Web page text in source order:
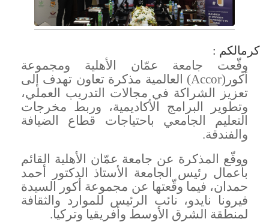
كرمالكم :
وقّعت جامعة عمّان الأهلية ومجموعة
أكور (Accor)
العالمية مذكرة تعاون تهدف إلى
تعزيز الشراكة في مجالات التدريب العملي،
وتطوير البرامج الأكاديمية، وربط مخرجات
التعليم الجامعي باحتياجات قطاع الضيافة
والفندقة.
ووقّع المذكرة عن جامعة عمّان الأهلية القائم
بأعمال رئيس الجامعة الأستاذ الدكتور أحمد
حمدان، فيما وقّعتها عن مجموعة أكور السيدة
فيرونا نايدو، نائب الرئيس للموارد والثقافة
لمنطقة الشرق الأوسط وأفريقيا وتركيا.